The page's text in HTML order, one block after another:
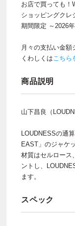
お店で買っても！
ショッピングクレ
期間限定 ～2026
月々の支払い金額
くわしくはこちら
商品説明
山下昌良（
LOUDNESSの通
EAST」のジャケ
材質はセルロース
ントし、
ます。
スペック